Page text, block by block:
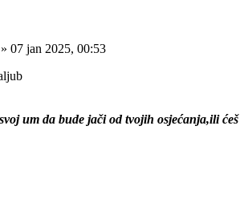
» 07 jan 2025, 00:53
um da bude jači od tvojih osjećanja,ili ćeš